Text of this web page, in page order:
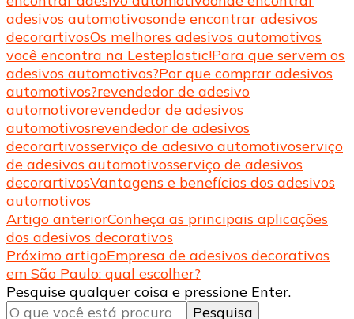
adesivos automotivosonde encontrar adesivos
decorartivosOs melhores adesivos automotivos
você encontra na Lesteplastic!Para que servem os
adesivos automotivos?Por que comprar adesivos
automotivos?revendedor de adesivo
automotivorevendedor de adesivos
automotivosrevendedor de adesivos
decorartivosserviço de adesivo automotivoserviço
de adesivos automotivosserviço de adesivos
decorartivosVantagens e benefícios dos adesivos
automotivos
Navegação
de
post
Artigo anteriorConheça as principais aplicações
dos adesivos decorativos
Próximo artigoEmpresa de adesivos decorativos
em São Paulo: qual escolher?
Procurando
algo?
Pesquise qualquer coisa e pressione Enter.